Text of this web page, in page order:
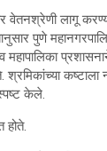
वेतनश्रेणी लागू
पुणे
कष्टाला
केले.
होते.